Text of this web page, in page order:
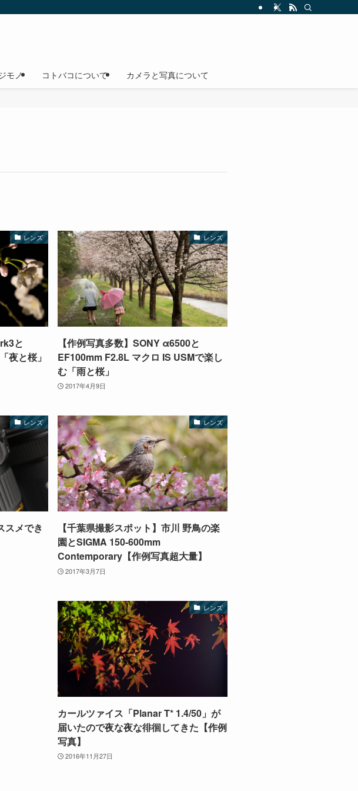
モノ コトバコについて カメラと写真について
レンズ
と
夜と桜」
レンズ
【作例写真多数】SONY α6500と
EF100mm F2.8L マクロ IS USMで楽し
む「雨と桜」
2017年4月9日
レンズ
スメでき
レンズ
【千葉県撮影スポット】市川 野鳥の楽
園とSIGMA 150-600mm
Contemporary【作例写真超大量】
2017年3月7日
レンズ
カールツァイス「Planar T* 1.4/50」が
届いたので夜な夜な徘徊してきた【作例
写真】
2016年11月27日